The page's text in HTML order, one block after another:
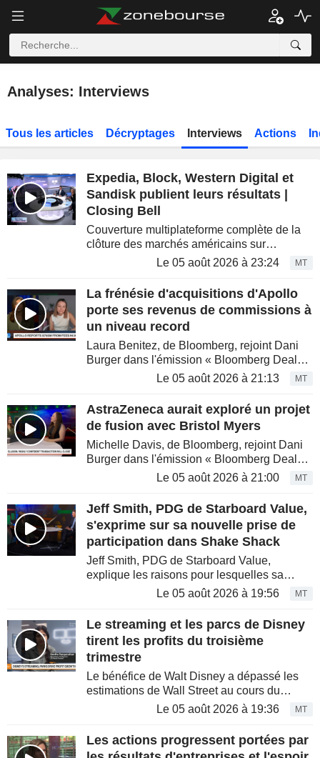
Analyses: Interviews
Tous les articles Décryptages Interviews Actions
Expedia, Block, Western Digital et
Sandisk publient leurs résultats |
Closing Bell
Couverture multiplateforme complète de la
clôture des marchés américains sur
Bloomberg Television, Bloomberg Radio et
Massar et Tim Stenovec. ...
Le 05 août 2026 à 23:24 MT
La frénésie d'acquisitions d'Apollo
porte ses revenus de commissions à
un niveau record
Laura Benitez, de Bloomberg, rejoint Dani
Burger dans l'émission « Bloomberg Deals
». Apollo Global Management a publié des
la firme ambitionne de...
Le 05 août 2026 à 21:13 MT
AstraZeneca aurait exploré un projet
de fusion avec Bristol Myers
Michelle Davis, de Bloomberg, rejoint Dani
Burger dans l'émission « Bloomberg Deals
». AstraZeneca a étudié une acquisition de
proches du dossier, dans...
Le 05 août 2026 à 21:00 MT
Jeff Smith, PDG de Starboard Value,
s'exprime sur sa nouvelle prise de
participation dans Shake Shack
Jeff Smith, PDG de Starboard Value,
explique les raisons pour lesquelles sa
société a pris une nouvelle participation au
micro de Dani Burger dans...
Le 05 août 2026 à 19:56 MT
Le streaming et les parcs de Disney
tirent les profits du troisième
trimestre
Le bénéfice de Walt Disney a dépassé les
estimations de Wall Street au cours du
troisième trimestre fiscal de l'entreprise,
division divertissement et...
Le 05 août 2026 à 19:36 MT
Les actions progressent portées par